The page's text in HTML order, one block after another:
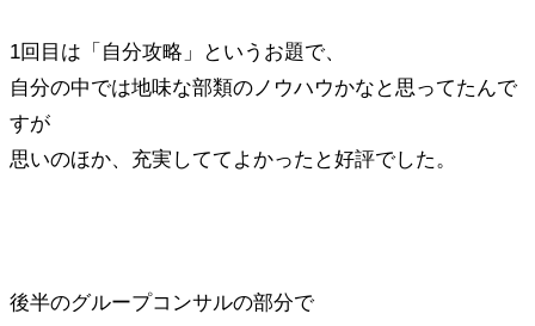
1回目は「自分攻略」というお題で、
自分の中では地味な部類のノウハウかなと思ってたんで
すが
思いのほか、充実しててよかったと好評でした。
後半のグループコンサルの部分で